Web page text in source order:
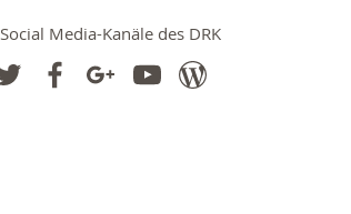
Social Media-Kanäle des DRK